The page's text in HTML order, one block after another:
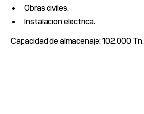
Obras civiles.
Instalación eléctrica.
Capacidad de almacenaje: 102.000 Tn.